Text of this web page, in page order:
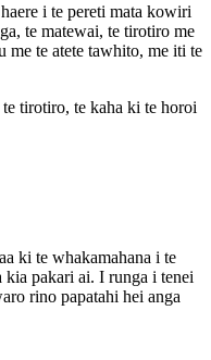
i te pereti mata kowiri
te matewai, te tirotiro me
me te atete tawhito, me iti te
tirotiro, te kaha ki te horoi
ki te whakamahana i te
kia pakari ai. I runga i tenei
rino papatahi hei anga